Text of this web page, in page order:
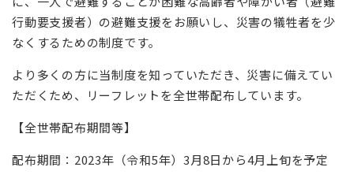
行動要支援者）の避難支援をお願いし、災害の犠牲者を少
なくするための制度です。
より多くの方に当制度を知っていただき、災害に備えてい
ただくため、リーフレットを全世帯配布しています。
【全世帯配布期間等】
配布期間：2023年（令和5年）3月8日から4月上旬を予定